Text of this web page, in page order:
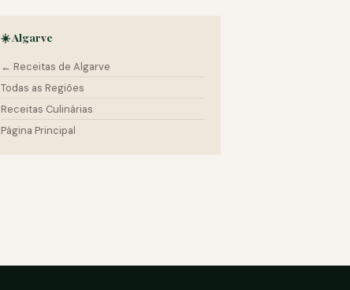
☀️ Algarve
← Receitas de Algarve
Todas as Regiões
Receitas Culinárias
Página Principal